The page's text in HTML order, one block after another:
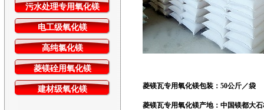
污水处理专用氧化镁
电工级氧化镁
高纯氯化镁
菱镁硂用氧化镁
建材级氧化镁 菱镁瓦专用氧化镁包装 ：50公斤／袋
菱镁瓦专用氧化镁产地：中国镁都大